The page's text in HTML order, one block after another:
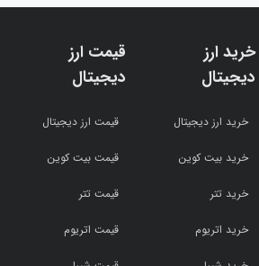
خرید ارز
دیجیتال
خرید ارز دیجیتال
خرید بیت کوین
خرید تتر
خرید اتریوم
قیمت ارز
دیجیتال
قیمت ارز دیجیتال
قیمت بیت کوین
قیمت تتر
قیمت اتریوم